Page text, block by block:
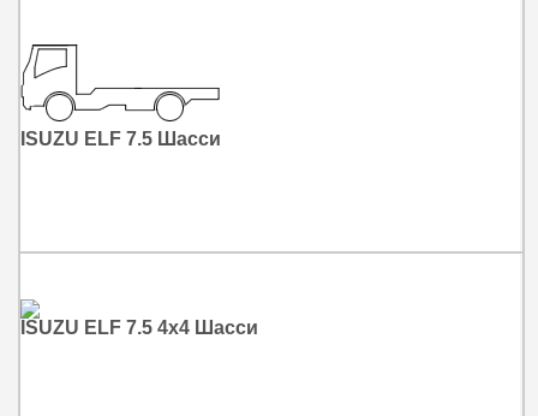
ISUZU ELF 7.5 Шасси
ISUZU ELF 7.5 4x4 Шасси